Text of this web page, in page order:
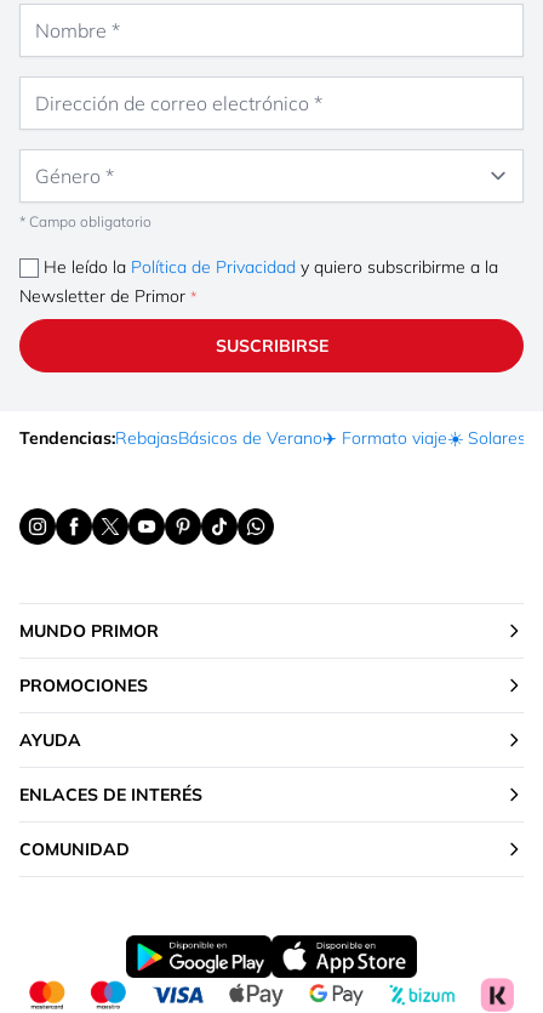
* Campo obligatorio
He leído la Política de Privacidad y quiero subscribirme a la
Newsletter de Primor
SUSCRIBIRSE
Tendencias:RebajasBásicos de Verano✈️ Formato viaje☀️ Solares
MUNDO PRIMOR
PROMOCIONES
AYUDA
ENLACES DE INTERÉS
COMUNIDAD